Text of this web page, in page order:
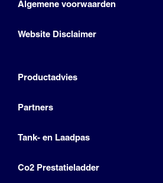
Algemene voorwaarden
Website Disclaimer
Productadvies
Partners
Tank- en Laadpas
Co2 Prestatieladder